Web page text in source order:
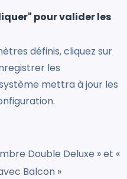
pour valider les
définis, cliquez sur
les
mettra à jour les
Double Deluxe » et «
Balcon »